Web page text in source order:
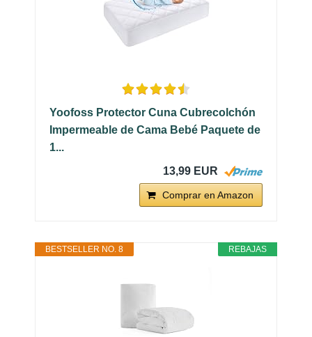
Yoofoss Protector Cuna Cubrecolchón
Impermeable de Cama Bebé Paquete de
1...
13,99 EUR
Comprar en Amazon
REBAJAS
BESTSELLER NO. 8